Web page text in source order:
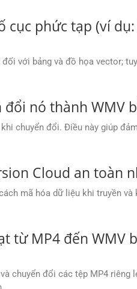
phức tạp (ví
với bảng và đồ họa vector;
nó thành WMV
chuyển đổi. Điều này giúp
Cloud an toàn
mã hóa dữ liệu khi truyền
MP4 đến WMV
chuyển đổi các tệp MP4